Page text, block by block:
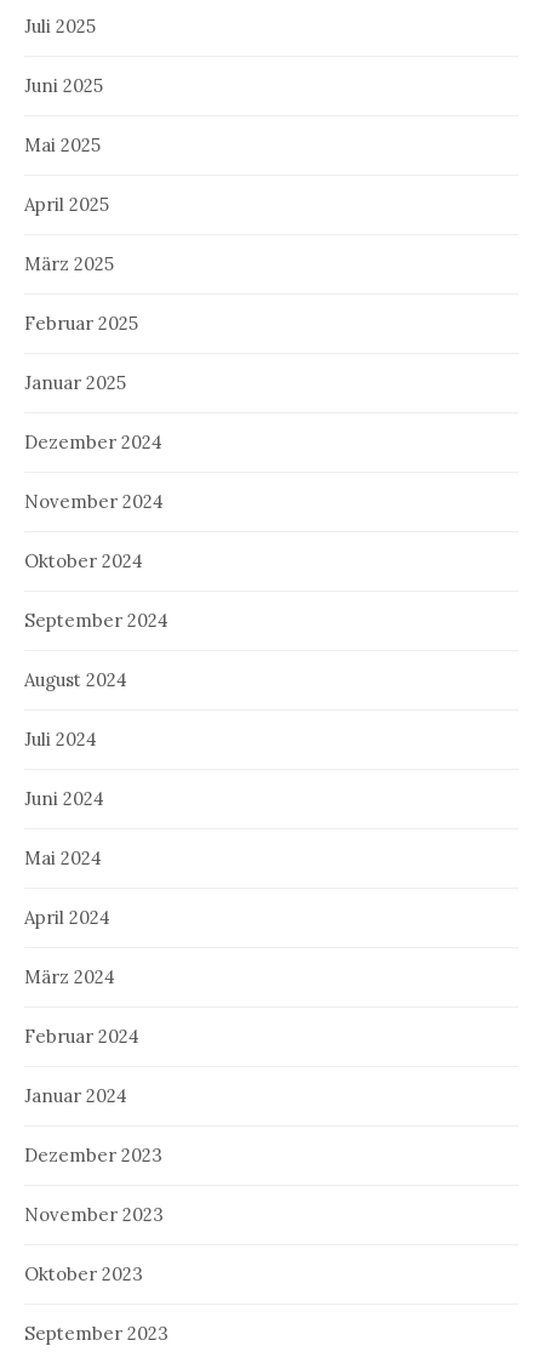
Juli 2025
Juni 2025
Mai 2025
April 2025
März 2025
Februar 2025
Januar 2025
Dezember 2024
November 2024
Oktober 2024
September 2024
August 2024
Juli 2024
Juni 2024
Mai 2024
April 2024
März 2024
Februar 2024
Januar 2024
Dezember 2023
November 2023
Oktober 2023
September 2023